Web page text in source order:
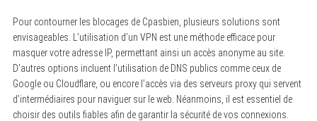
Pour contourner les blocages de Cpasbien, plusieurs solutions sont
envisageables. L’utilisation d’un VPN est une méthode efficace pour
masquer votre adresse IP, permettant ainsi un accès anonyme au site.
D’autres options incluent l’utilisation de DNS publics comme ceux de
Google ou Cloudflare, ou encore l’accès via des serveurs proxy qui servent
d’intermédiaires pour naviguer sur le web. Néanmoins, il est essentiel de
choisir des outils fiables afin de garantir la sécurité de vos connexions.